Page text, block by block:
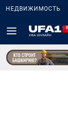
НЕДВИЖИМОСТЬ